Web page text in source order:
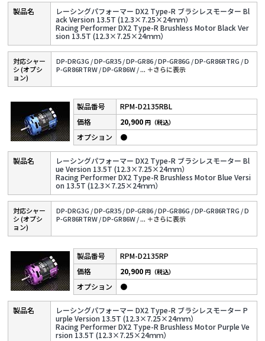
レーシングパフォーマー DX2 Type-R ブラシレスモーター Bl
ack Version 13.5T (12.3×7.25×24ｍｍ）
Racing Performer DX2 Type-R Brushless Motor Black Ver
sion 13.5T (12.3×7.25×24ｍｍ）
対応シャー
シ (オプシ
ョン)
DP-DRG3G /DP-GR35 /DP-GR86 /DP-GR86G /DP-GR86RTRG /D
P-GR86RTRW /DP-GR86W /... ＋さらに表⽰
RPM-D2135RBL
レーシングパフォーマー DX2 Type-R ブラシレスモーター Bl
ue Version 13.5T (12.3×7.25×24ｍｍ）
Racing Performer DX2 Type-R Brushless Motor Blue Versi
on 13.5T (12.3×7.25×24ｍｍ）
20,900円（税込）
●
対応シャー
シ (オプシ
ョン)
DP-DRG3G /DP-GR35 /DP-GR86 /DP-GR86G /DP-GR86RTRG /D
P-GR86RTRW /DP-GR86W /... ＋さらに表⽰
RPM-D2135RP
レーシングパフォーマー DX2 Type-R ブラシレスモーター P
urple Version 13.5T (12.3×7.25×24ｍｍ）
Racing Performer DX2 Type-R Brushless Motor Purple Ve
rsion 13.5T (12.3×7.25×24ｍｍ）
20,900円（税込）
●